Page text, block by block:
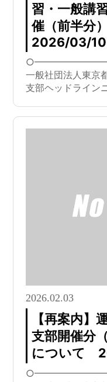
習・一般講
催（前半分
2026/03/10
一般社団法人東京
支部ヘッドライ
2026.02.03
【再案内】
支部開催分
について